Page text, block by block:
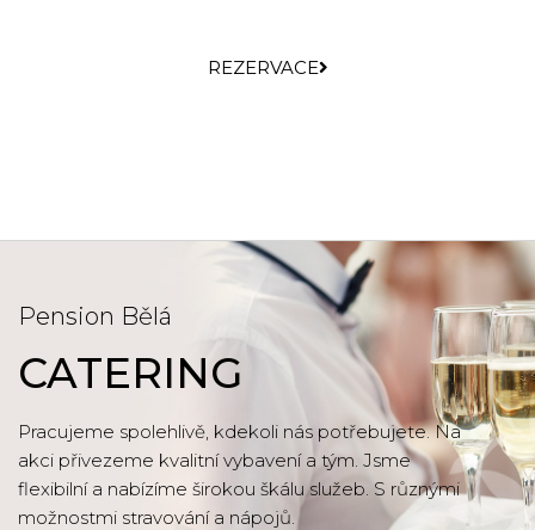
REZERVACE
Pension Bělá
CATERING
Pracujeme spolehlivě, kdekoli nás potřebujete. Na
akci přivezeme kvalitní vybavení a tým. Jsme
flexibilní a nabízíme širokou škálu služeb. S různými
možnostmi stravování a nápojů.